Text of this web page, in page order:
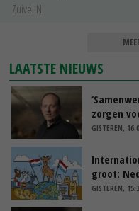
Zuivel NL
LAATSTE NIEUWS
zorgen
GISTEREN,
groot:
GISTEREN,